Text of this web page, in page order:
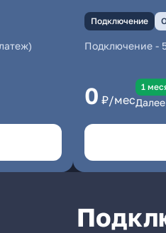
Подключение
Подключение-
0 ₽/мес
1
Далее